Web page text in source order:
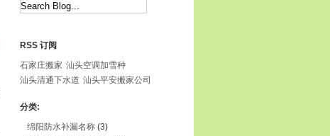
RSS 订阅
石家庄搬家 汕头空调加雪种
汕头清通下水道 汕头平安搬家公司
分类:
绵阳防水补漏名称 (3)